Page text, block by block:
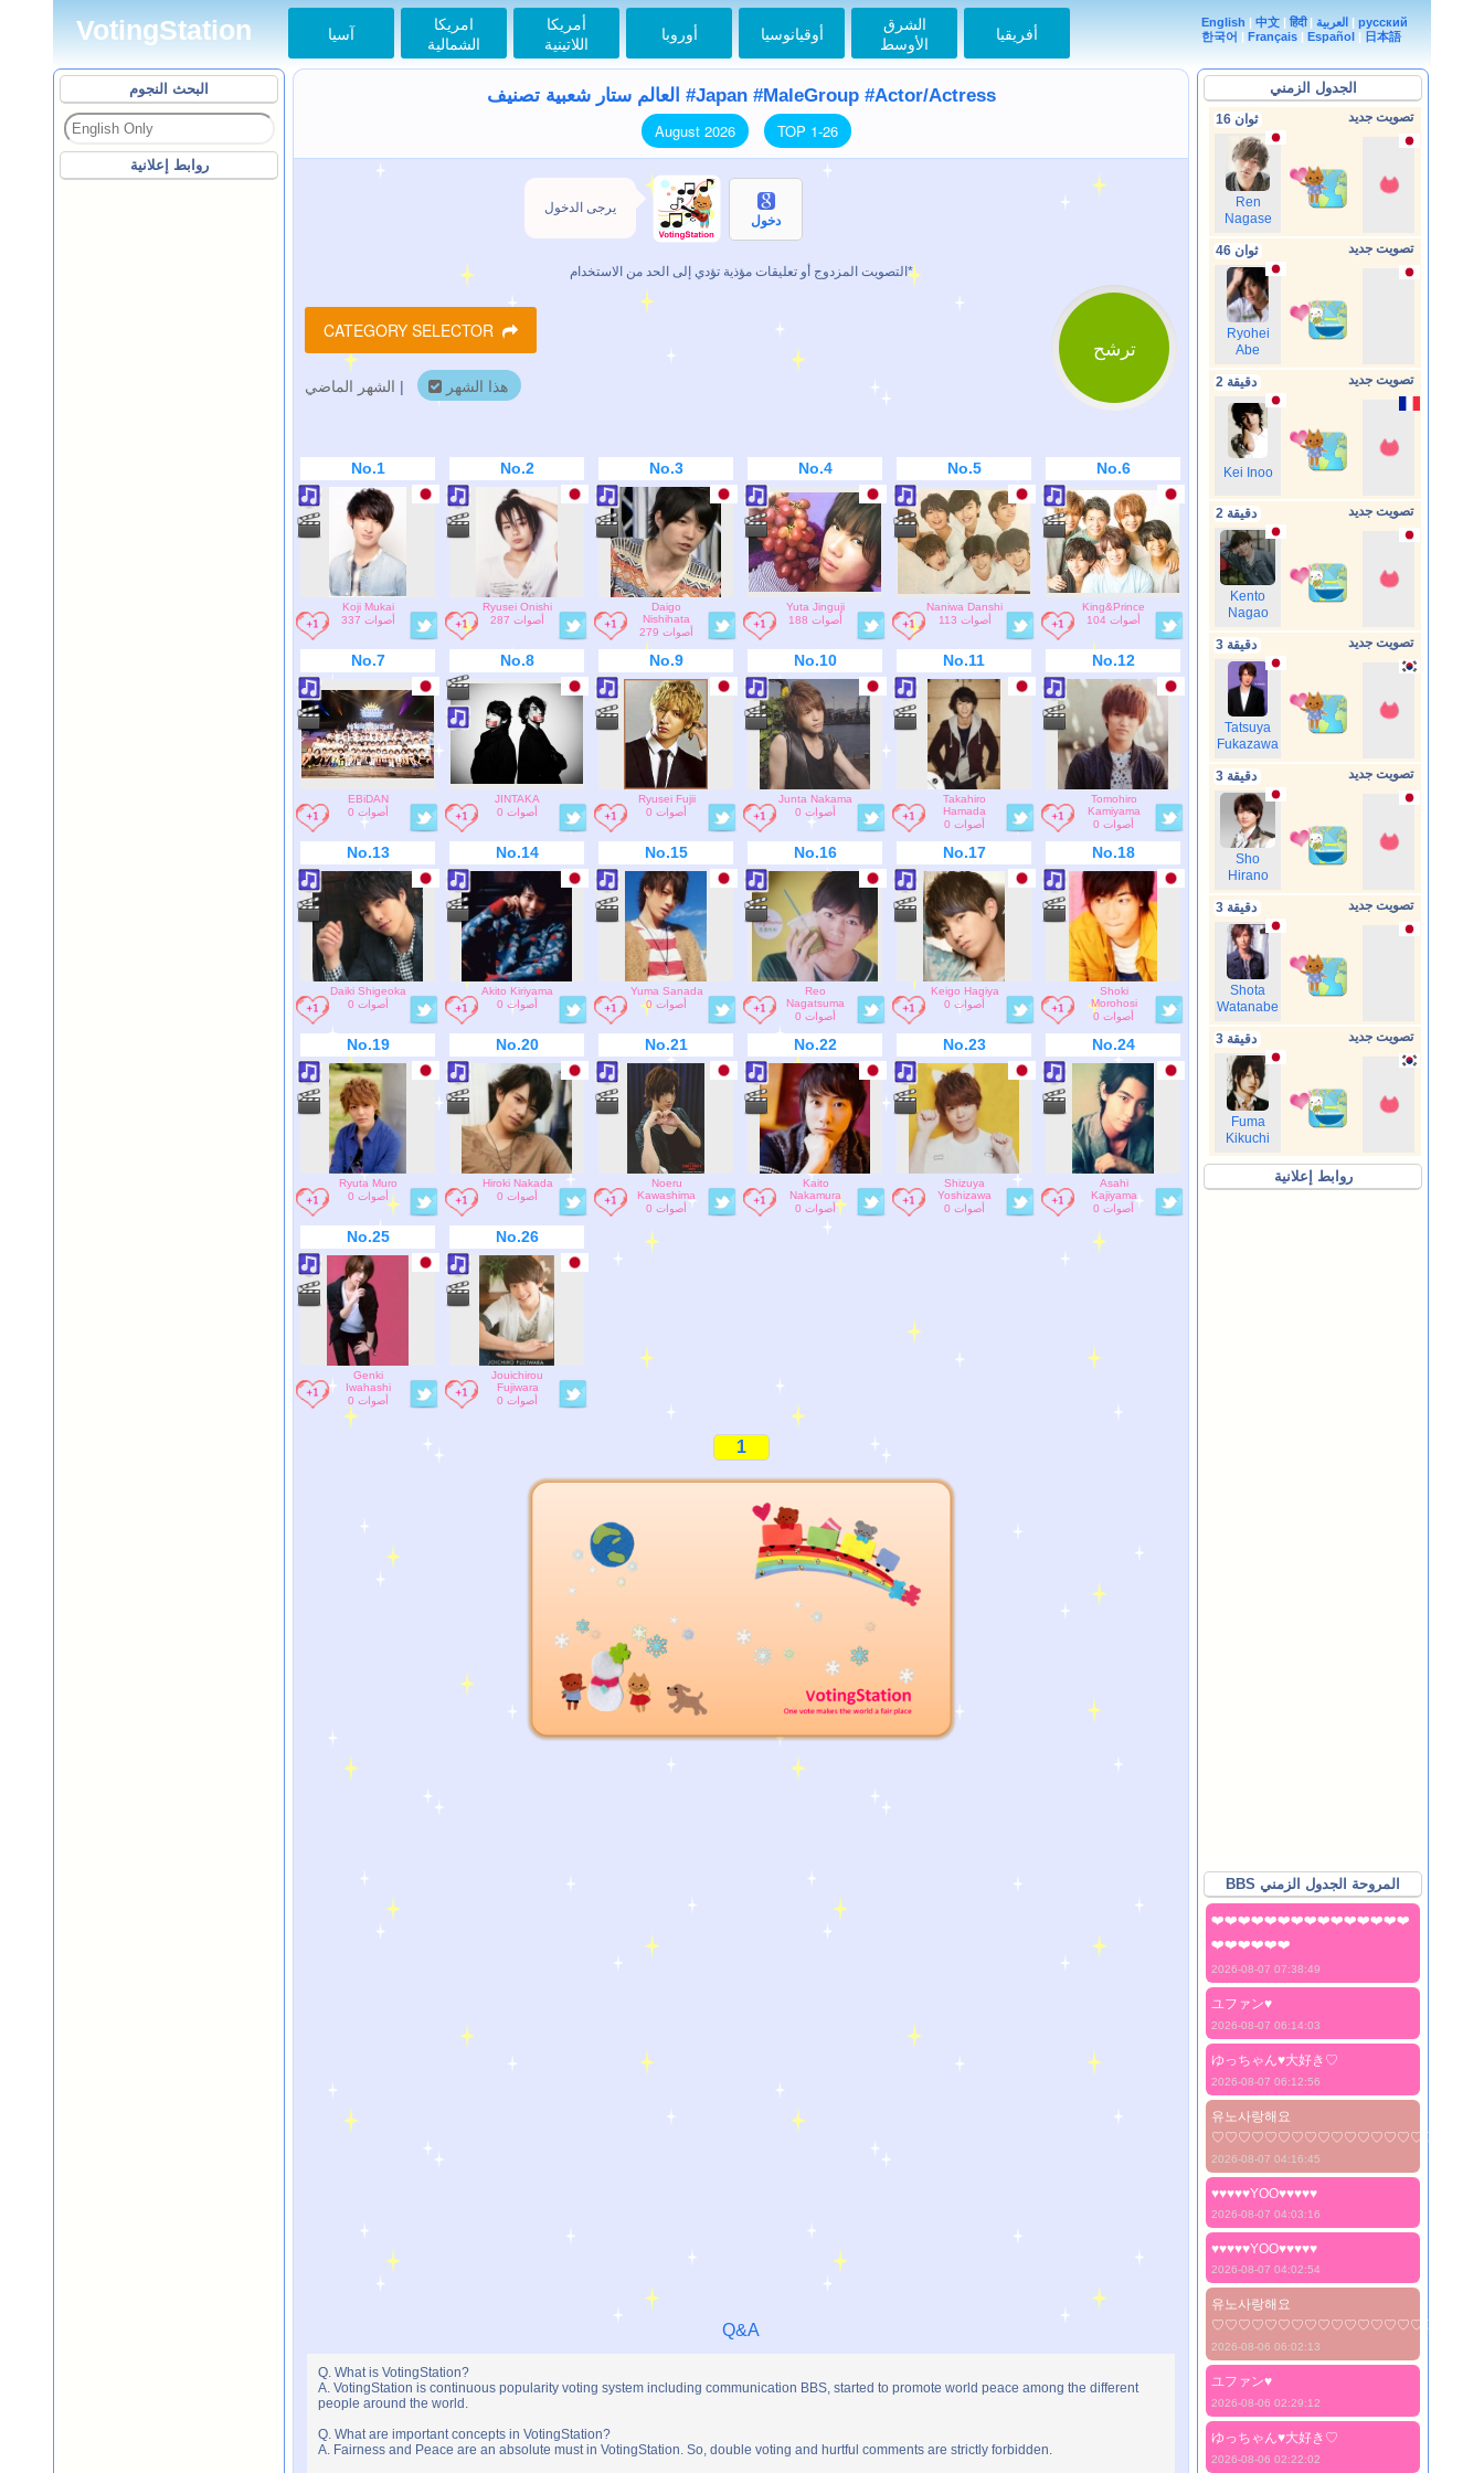
VotingStation English | 中文 |हिंदी| العربية | русский
한국어 | Français | Español | 日本語 آسيا
امريكا
الشمالية
أمريكا
اللاتينية
أوروبا أوقيانوسيا
الشرق
الأوسط
أفريقيا
البحث النجوم
روابط إعلانية
العالم ستار شعبية تصنيف #Japan #MaleGroup #Actor/Actress
August 2026
TOP 1-26
يرجى الدخول
دخول
التصويت المزدوج أو تعليقات مؤذية تؤدي إلى الحد من الاستخدام*
ترشح
CATEGORY SELECTOR
هذا الشهر | الشهر الماضي
No.1
Koji Mukai
337 أصوات
No.2
Ryusei Onishi
287 أصوات
No.3
Daigo
Nishihata
279 أصوات
No.4
Yuta Jinguji
188 أصوات
No.5
Naniwa Danshi
113 أصوات
No.6
King&Prince
104 أصوات
No.7
EBiDAN
0 أصوات
No.8
JINTAKA
0 أصوات
No.9
Ryusei Fujii
0 أصوات
No.10
Junta Nakama
0 أصوات
No.11
Takahiro
Hamada
0 أصوات
No.12
Tomohiro
Kamiyama
0 أصوات
No.13
Daiki Shigeoka
0 أصوات
No.14
Akito Kiriyama
0 أصوات
No.15
Yuma Sanada
0 أصوات
No.16
Reo
Nagatsuma
0 أصوات
No.17
Keigo Hagiya
0 أصوات
No.18
Shoki
Morohosi
0 أصوات
No.19
Ryuta Muro
0 أصوات
No.20
Hiroki Nakada
0 أصوات
No.21
Noeru
Kawashima
0 أصوات
No.22
Kaito
Nakamura
0 أصوات
No.23
Shizuya
Yoshizawa
0 أصوات
No.24
Asahi
Kajiyama
0 أصوات
No.25
Genki
Iwahashi
0 أصوات
No.26
Jouichirou
Fujiwara
0 أصوات
1
Q&A
Q. What is VotingStation?
A. VotingStation is continuous popularity voting system including communication BBS, started to promote world peace among the different
people around the world.
Q. What are important concepts in VotingStation?
A. Fairness and Peace are an absolute must in VotingStation. So, double voting and hurtful comments are strictly forbidden.
الجدول الزمني
16 ثوان تصويت جديد
Ren
Nagase
46 ثوان تصويت جديد
Ryohei
Abe
2 دقيقة تصويت جديد
Kei Inoo
2 دقيقة تصويت جديد
Kento
Nagao
3 دقيقة تصويت جديد
Tatsuya
Fukazawa
3 دقيقة تصويت جديد
Sho
Hirano
3 دقيقة تصويت جديد
Shota
Watanabe
3 دقيقة تصويت جديد
Fuma
Kikuchi
روابط إعلانية
BBS المروحة الجدول الزمني
❤️❤️❤️❤️❤️❤️❤️❤️❤️❤️❤️❤️❤️❤️❤️
❤️❤️❤️❤️❤️❤️
2026-08-07 07:38:49
ユファン♥️
2026-08-07 06:14:03
ゆっちゃん♥️大好き♡
2026-08-07 06:12:56
유노사랑해요
2026-08-07 04:16:45
♥♥♥♥♥YOO♥♥♥♥♥
2026-08-07 04:03:16
♥♥♥♥♥YOO♥♥♥♥♥
2026-08-07 04:02:54
유노사랑해요
2026-08-06 06:02:13
ユファン♥️
2026-08-06 02:29:12
ゆっちゃん♥️大好き♡
2026-08-06 02:22:02